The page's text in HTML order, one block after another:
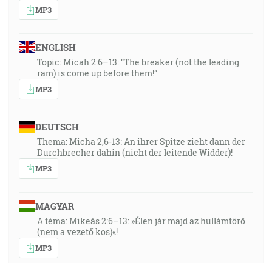
MP3
ENGLISH
Topic: Micah 2:6–13: “The breaker (not the leading
ram) is come up before them!”
MP3
DEUTSCH
Thema: Micha 2,6-13: An ihrer Spitze zieht dann der
Durchbrecher dahin (nicht der leitende Widder)!
MP3
MAGYAR
A téma: Mikeás 2:6–13: »Élen jár majd az hullámtörő
(nem a vezető kos)«!
MP3